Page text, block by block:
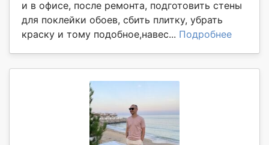
и в офисе, после ремонта, подготовить стены
для поклейки обоев, сбить плитку, убрать
краску и тому подобное,навес... Подробнее